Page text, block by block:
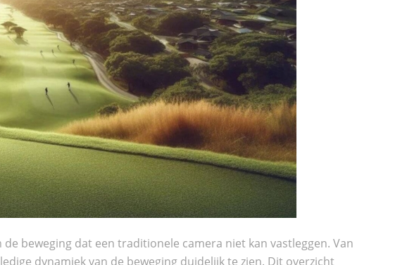
beweging dat een traditionele camera niet kan vastleggen. Van
dynamiek van de beweging duidelijk te zien. Dit overzicht